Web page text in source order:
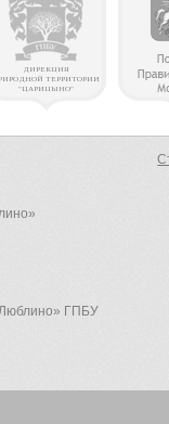
Люблино» ГПБУ